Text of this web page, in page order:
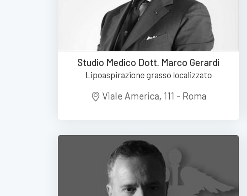
Studio Medico Dott. Marco Gerardi
Lipoaspirazione grasso localizzato
Viale America, 111 - Roma